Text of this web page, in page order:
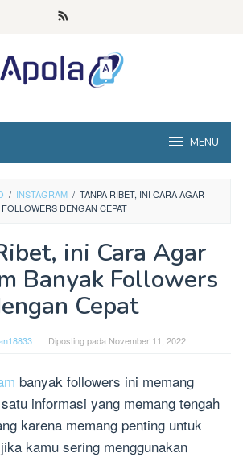
MENU
/ INSTAGRAM / TANPA RIBET, INI CARA AGAR
DENGAN CEPAT
ini Cara Agar
Banyak Followers
Cepat
Diposting pada November 11, 2022
banyak followers ini memang
informasi yang memang tengah
karena memang penting untuk
kamu sering menggunakan